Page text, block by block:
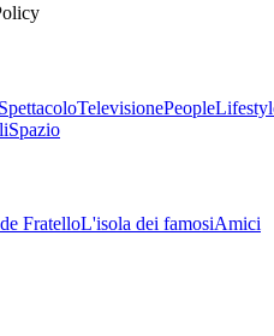
SpettacoloTelevisionePeople
Spazio
FratelloL'isola dei famosiAmici